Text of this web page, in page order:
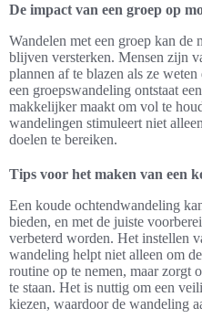
De impact van een groep op
Wandelen met een groep kan
blijven versterken. Mensen zijn
plannen af te blazen als ze
een groepswandeling ontstaat
makkelijker maakt om vol te
wandelingen stimuleert niet
doelen te bereiken.
Tips voor het maken van een
Een koude ochtendwandeling
bieden, en met de juiste
verbeterd worden. Het instellen
wandeling helpt niet alleen om
routine op te nemen, maar zorgt
te staan. Het is nuttig om een
kiezen, waardoor de wandeling